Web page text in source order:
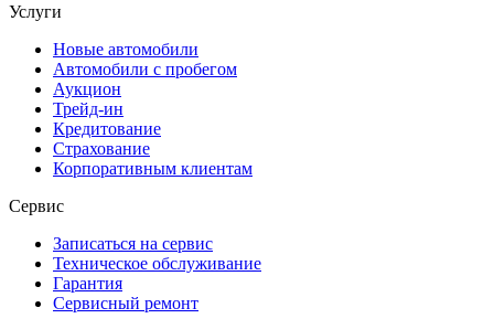
Услуги
Новые автомобили
Автомобили с пробегом
Аукцион
Трейд-ин
Кредитование
Страхование
Корпоративным клиентам
Сервис
Записаться на сервис
Техническое обслуживание
Гарантия
Сервисный ремонт